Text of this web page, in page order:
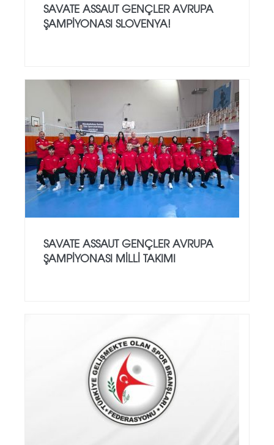
SAVATE ASSAUT GENÇLER AVRUPA
ŞAMPİYONASI SLOVENYA!
SAVATE ASSAUT GENÇLER AVRUPA
ŞAMPİYONASI MİLLİ TAKIMI